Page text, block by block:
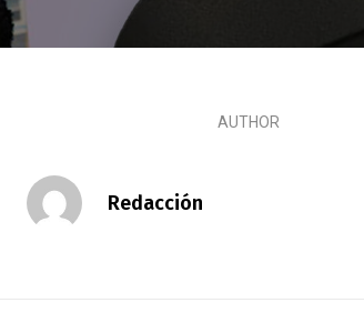
AUTHOR
Redacción